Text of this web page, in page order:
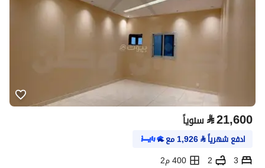
⃁21,600 سنوياً
ادفع شهرياً⃁
1,926مع
3
2
400 م2